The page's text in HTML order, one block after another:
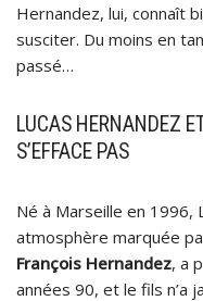
Hernandez, lui, connaît
susciter. Du moins en
passé…
LUCAS HERNANDEZ
S’EFFACE PAS
Né à Marseille en 1996,
atmosphère marquée
François Hernandez, a
années 90, et le fils n’a